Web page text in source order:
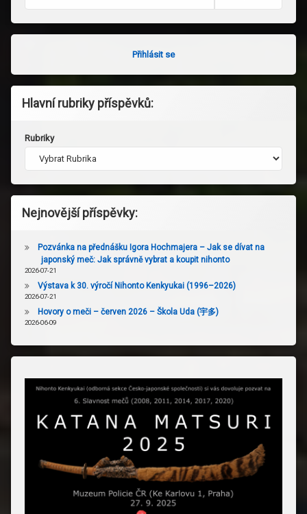
Přihlásit se
Hlavní rubriky příspěvků:
Rubriky
Nejnovější příspěvky:
Pozvánka na přednášku Igora Hochmajera – Jak se dívat na
japonský meč: Jak správně vybrat a koupit nihonto
2026-07-21
Výstava k 30. výročí Nihonto Kenkyukai (1996–2026)
2026-07-21
Hovory o meči – červen 2026 – Škola Uda (宇多)
2026-06-09